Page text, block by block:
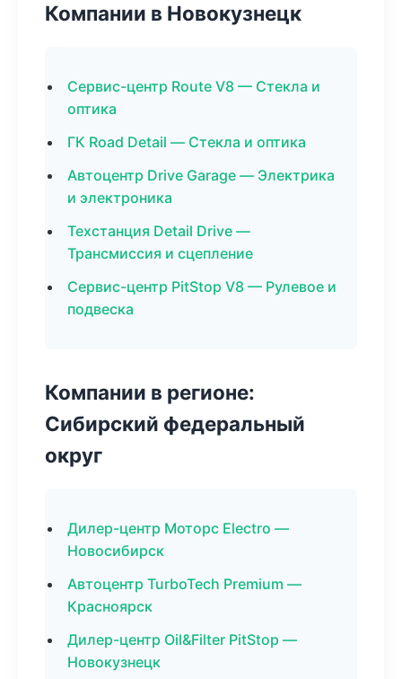
Компании в Новокузнецк
Сервис-центр Route V8 — Стекла и
оптика
ГК Road Detail — Стекла и оптика
Автоцентр Drive Garage — Электрика
и электроника
Техстанция Detail Drive —
Трансмиссия и сцепление
Сервис-центр PitStop V8 — Рулевое и
подвеска
Компании в регионе:
Сибирский федеральный
округ
Дилер-центр Моторс Electro —
Новосибирск
Автоцентр TurboTech Premium —
Красноярск
Дилер-центр Oil&Filter PitStop —
Новокузнецк